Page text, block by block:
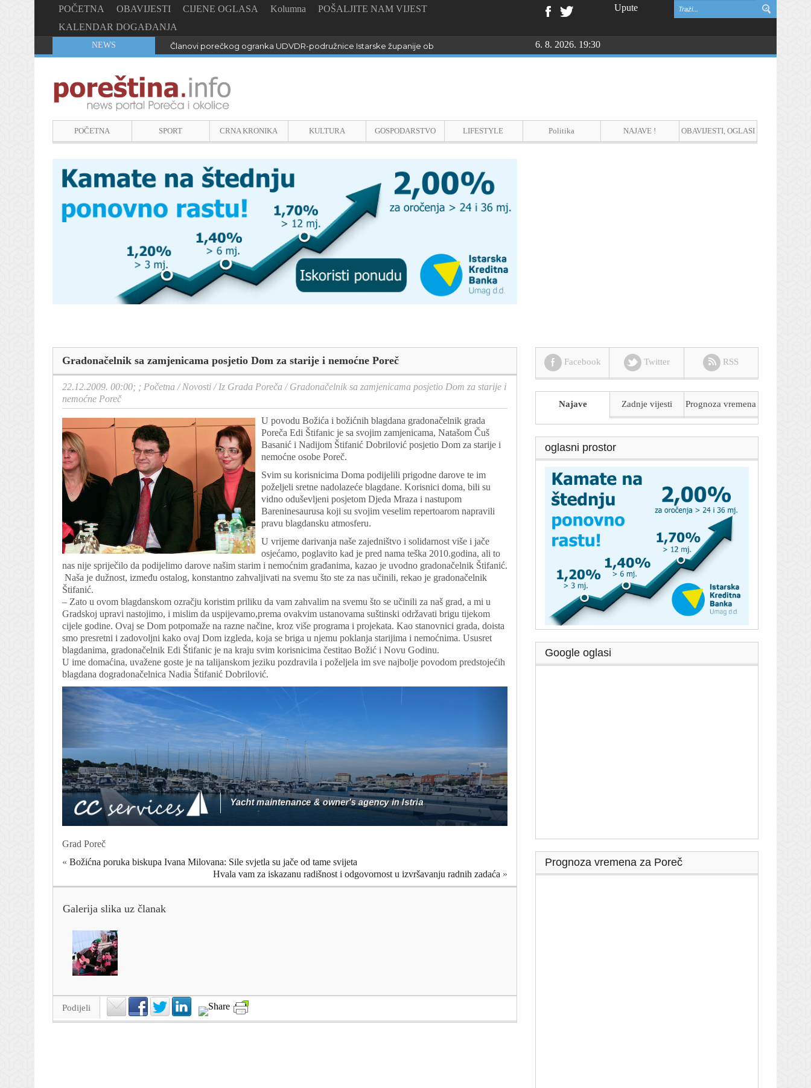
POČETNA OBAVIJESTI CIJENE OGLASA Kolumna
POŠALJITE NAM VIJEST
KALENDAR DOGAĐANJA
Upute
NEWS Članovi porečkog ogranka UDVDR-podružnice Istarske županije obilježili Dan pobjede i domovinske zahvalnosti i DAN HRVATSKIH BRANITELJA
6. 8. 2026. 19:30
POČETNA SPORT CRNA KRONIKA KULTURA GOSPODARSTVO LIFESTYLE Politika NAJAVE ! OBAVIJESTI, OGLASI
Gradonačelnik sa zamjenicama posjetio Dom za starije i nemoćne Poreč
22.12.2009. 00:00; ; Početna /Novosti /Iz Grada Poreča /Gradonačelnik sa zamjenicama posjetio Dom za starije i
nemoćne Poreč
U povodu Božića i božićnih blagdana gradonačelnik grada
Poreča Edi Štifanic je sa svojim zamjenicama, Natašom Čuš
Basanić i Nadijom Štifanić Dobrilović posjetio Dom za starije i
nemoćne osobe Poreč.
Svim su korisnicima Doma podijelili prigodne darove te im
poželjeli sretne nadolazeće blagdane. Korisnici doma, bili su
vidno oduševljeni posjetom Djeda Mraza i nastupom
Bareninesaurusa koji su svojim veselim repertoarom napravili
pravu blagdansku atmosferu.
U vrijeme darivanja naše zajedništvo i solidarnost više i jače
osjećamo, poglavito kad je pred nama teška 2010.godina, ali to
nas nije spriječilo da podijelimo darove našim starim i nemoćnim građanima, kazao je uvodno gradonačelnik Štifanić.
Naša je dužnost, između ostalog, konstantno zahvaljivati na svemu što ste za nas učinili, rekao je gradonačelnik
Štifanić.
– Zato u ovom blagdanskom ozračju koristim priliku da vam zahvalim na svemu što se učinili za naš grad, a mi u
Gradskoj upravi nastojimo, i mislim da uspijevamo,prema ovakvim ustanovama suštinski održavati brigu tijekom
cijele godine. Ovaj se Dom potpomaže na razne načine, kroz više programa i projekata. Kao stanovnici grada, doista
smo presretni i zadovoljni kako ovaj Dom izgleda, koja se briga u njemu poklanja starijima i nemoćnima. Ususret
blagdanima, gradonačelnik Edi Štifanic je na kraju svim korisnicima čestitao Božić i Novu Godinu.
U ime domaćina, uvažene goste je na talijanskom jeziku pozdravila i poželjela im sve najbolje povodom predstojećih
blagdana dogradonačelnica Nadia Štifanić Dobrilović.
Grad Poreč
« Božićna poruka biskupa Ivana Milovana: Sile svjetla su jače od tame svijeta
Hvala vam za iskazanu radišnost i odgovornost u izvršavanju radnih zadaća »
Galerija slika uz članak
Podijeli
Facebook Twitter RSS
Najave Zadnje vijesti Prognoza vremena
oglasni prostor
Google oglasi
Prognoza vremena za Poreč